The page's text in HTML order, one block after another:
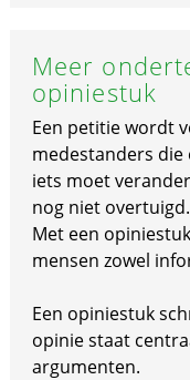
Meer
opiniestuk
Een petitie wordt
medestanders
iets moet
nog niet
Met een
mensen zowel
Een opiniestuk
opinie staat
argumenten.